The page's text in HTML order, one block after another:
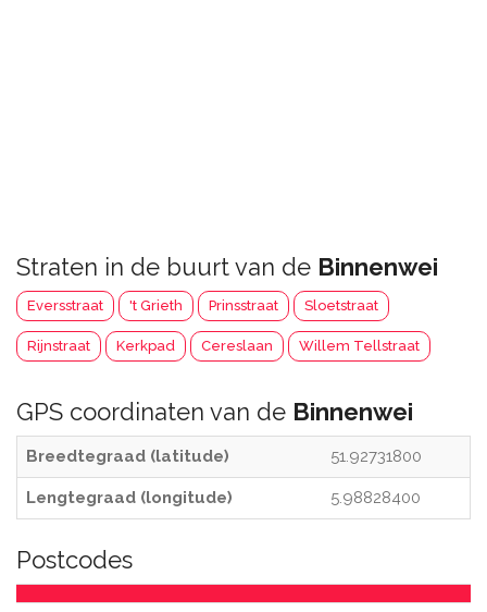
Straten in de buurt van de Binnenwei
Eversstraat 't Grieth Prinsstraat Sloetstraat
Rijnstraat Kerkpad Cereslaan Willem Tellstraat
GPS coordinaten van de Binnenwei
Breedtegraad (latitude) 51.92731800
Lengtegraad (longitude) 5.98828400
Postcodes